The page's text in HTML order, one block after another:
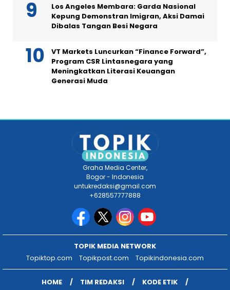
Los Angeles Membara: Garda Nasional
Kepung Demonstran Imigran, Aksi Damai
Dibalas Tangan Besi Negara
VT Markets Luncurkan “Finance Forward”,
Program CSR Lintasnegara yang
Meningkatkan Literasi Keuangan
Generasi Muda
Graha Media Center,
Bogor - Indonesia
untukredaksi@gmail.com
+628557777888
TOPIK MEDIA NETWORK
Topiktop.com
Topikpost.com Topikindonesia.com
HOME TIM REDAKSI KODE ETIK